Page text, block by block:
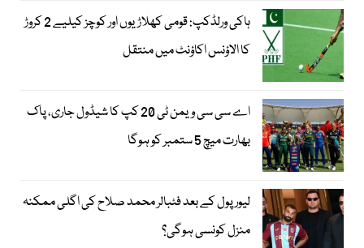
ہاکی ورلڈکپ: قومی کھلاڑیوں اور کوچز کیلیے 2 کروڑ
کا الاؤنس اکاؤنٹ میں منتقل
اے سی سی ویمن ٹی 20 کپ کا شیڈول جاری، پاک
بھارت میچ 5 ستمبر کو ہوگا
لیور پول کے بعد فٹبالر محمد صلاح کی اگلی ممکنہ
منزل کونسی ہوگی؟